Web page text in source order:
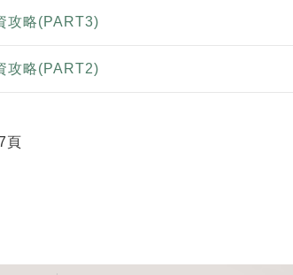
攻略(PART3)
攻略(PART2)
頁